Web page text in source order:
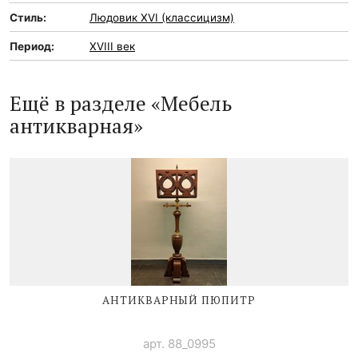
Стиль: Людовик XVI (классицизм)
Период: XVIII век
Ещё в разделе «Мебель
антикварная»
АНТИКВАРНЫЙ ПЮПИТР
арт. 88_0995